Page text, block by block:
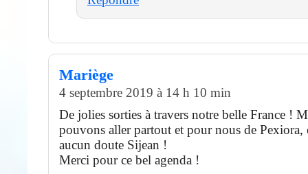
Mariège
4 septembre 2019 à 14 h 10 min
De jolies sorties à travers notre belle France !
pouvons aller partout et pour nous de Pexiora,
aucun doute Sijean !
Merci pour ce bel agenda !